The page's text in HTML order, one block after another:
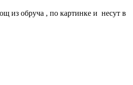
из обруча , по картинке и несут в